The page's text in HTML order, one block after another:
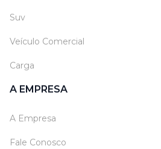
Suv
Veículo Comercial
Carga
A EMPRESA
A Empresa
Fale Conosco